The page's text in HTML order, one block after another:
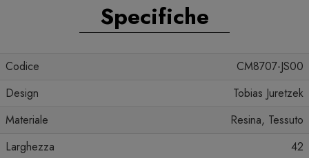
Specifiche
Codice
CM8707-JS00
Design
Tobias Juretzek
Materiale
Resina, Tessuto
Larghezza
42